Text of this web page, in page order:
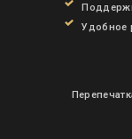
ПОЛЕЗНЫЕ
Удобное